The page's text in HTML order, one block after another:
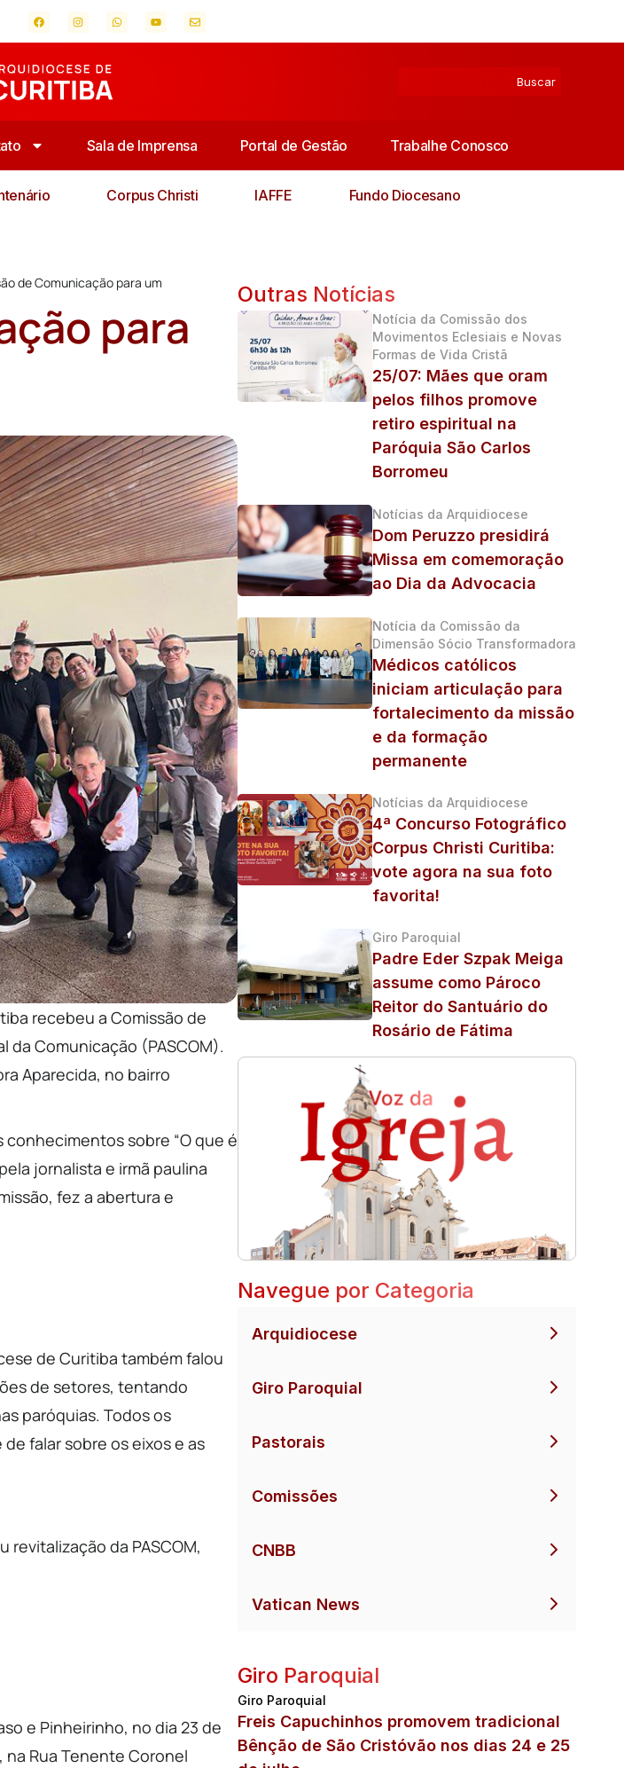
Sala de Imprensa Portal de Gestão Trabalhe Conosco
Corpus Christi IAFFE Fundo Diocesano
de Comunicação para um
para
recebeu a Comissão de
da Comunicação (PASCOM).
Aparecida, no bairro
sobre “O que é
jornalista e irmã paulina
fez a abertura e
de Curitiba também falou
de setores, tentando
paróquias. Todos os
falar sobre os eixos e as
da PASCOM,
e Pinheirinho, no dia 23 de
na Rua Tenente Coronel
Outras Notícias
Notícia da Comissão dos
Movimentos Eclesiais e Novas
Formas de Vida Cristã
25/07: Mães que oram
pelos filhos promove
retiro espiritual na
Paróquia São Carlos
Borromeu
Notícias da Arquidiocese
Dom Peruzzo presidirá
Missa em comemoração
ao Dia da Advocacia
Notícia da Comissão da
Dimensão Sócio Transformadora
Médicos católicos
iniciam articulação para
fortalecimento da missão
e da formação
permanente
Notícias da Arquidiocese
4ª Concurso Fotográfico
Corpus Christi Curitiba:
vote agora na sua foto
favorita!
Giro Paroquial
Padre Eder Szpak Meiga
assume como Pároco
Reitor do Santuário do
Rosário de Fátima
Navegue por Categoria
Arquidiocese
Giro Paroquial
Pastorais
Comissões
CNBB
Vatican News
Giro Paroquial
Giro Paroquial
Freis Capuchinhos promovem tradicional
Bênção de São Cristóvão nos dias 24 e 25